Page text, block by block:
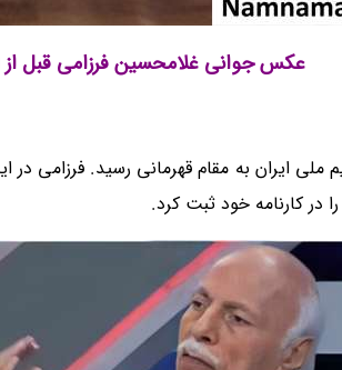
عکس جوانی غلامحسین فرزامی قبل از
بانکوک همراه با تیم ملی ایران به مقام قهرمانی